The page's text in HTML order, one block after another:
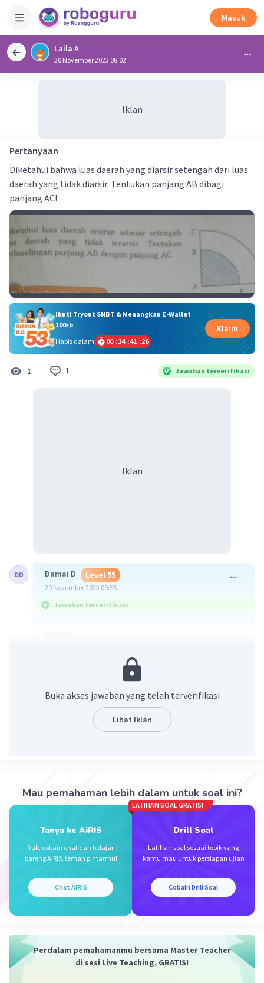
Masuk
Laila A
20 November 2023 08:02
Iklan
Pertanyaan
Diketahui bahwa luas daerah yang diarsir setengah dari luas
daerah yang tidak diarsir. Tentukan panjang AB dibagi
panjang AC!
Ikuti Tryout SNBT & Menangkan E-Wallet
100rb
Habis dalam
00 :14 :41 :26
Klaim
1 1 Jawaban terverifikasi
Iklan
Damai D Level 55
20 November 2023 09:55
Jawaban terverifikasi
Buka akses jawaban yang telah terverifikasi
Lihat Iklan
Mau pemahaman lebih dalam untuk soal ini?
Tanya ke AiRIS
Yuk, cobain chat dan belajar
bareng AiRIS, teman pintarmu!
Chat AiRIS
LATIHAN SOAL GRATIS!
Drill Soal
Latihan soal sesuai topik yang
kamu mau untuk persiapan ujian
Cobain Drill Soal
Perdalam pemahamanmu bersama Master Teacher
di sesi Live Teaching, GRATIS!